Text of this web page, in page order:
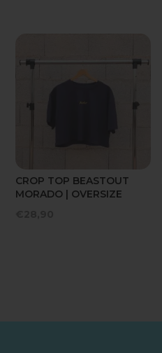
CROP TOP BEASTOUT
MORADO | OVERSIZE